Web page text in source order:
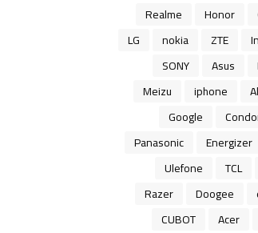
Honor
Realme
ZTE
nokia
LG
Asus
SONY
iphone
Meizu
Google
Energizer
Panasonic
TCL
Ulefone
Doogee
Razer
Acer
CUBOT